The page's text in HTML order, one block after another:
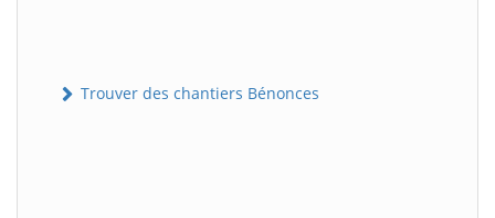
Trouver des chantiers Bénonces